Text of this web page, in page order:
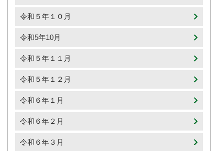
令和５年１０月
令和5年10月
令和５年１１月
令和５年１２月
令和６年１月
令和６年２月
令和６年３月